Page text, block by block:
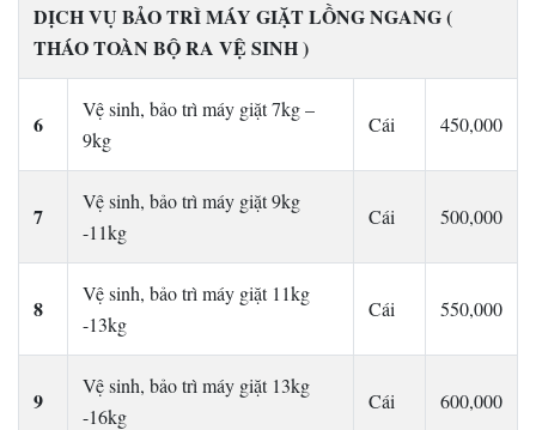
DỊCH VỤ BẢO TRÌ MÁY GIẶT LỒNG NGANG (
THÁO TOÀN BỘ RA VỆ SINH )
6
Vệ sinh, bảo trì máy giặt 7kg –
9kg
Cái 450,000
7
Vệ sinh, bảo trì máy giặt 9kg
-11kg
Cái 500,000
8
Vệ sinh, bảo trì máy giặt 11kg
-13kg
Cái 550,000
9
Vệ sinh, bảo trì máy giặt 13kg
-16kg
Cái 600,000